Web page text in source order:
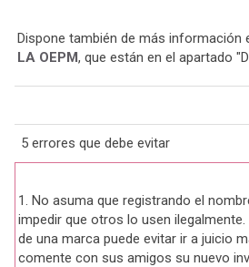
Dispone también de más información
LA OEPM, que están en el apartado
5 errores que debe evitar
1. No asuma que registrando el
impedir que otros lo usen
de una marca puede evitar ir a juicio
comente con sus amigos su nuevo